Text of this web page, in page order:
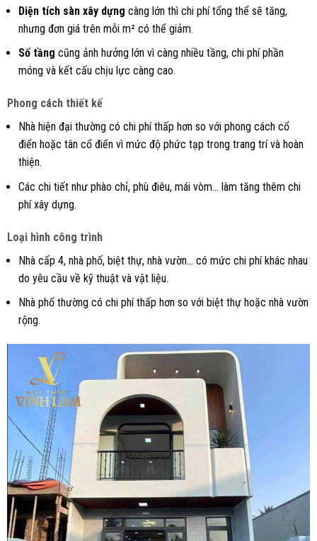
Diện tích sàn xây dựng càng lớn thì chi phí tổng thể sẽ tăng,
nhưng đơn giá trên mỗi m² có thể giảm.
Số tầng cũng ảnh hưởng lớn vì càng nhiều tầng, chi phí phần
móng và kết cấu chịu lực càng cao.
Phong cách thiết kế
Nhà hiện đại thường có chi phí thấp hơn so với phong cách cổ
điển hoặc tân cổ điển vì mức độ phức tạp trong trang trí và hoàn
thiện.
Các chi tiết như phào chỉ, phù điêu, mái vòm… làm tăng thêm chi
phí xây dựng.
Loại hình công trình
Nhà cấp 4, nhà phố, biệt thự, nhà vườn… có mức chi phí khác nhau
do yêu cầu về kỹ thuật và vật liệu.
Nhà phố thường có chi phí thấp hơn so với biệt thự hoặc nhà vườn
rộng.